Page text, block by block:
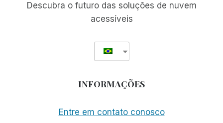
Descubra o futuro das soluções de nuvem
acessíveis
INFORMAÇÕES
Entre em contato conosco